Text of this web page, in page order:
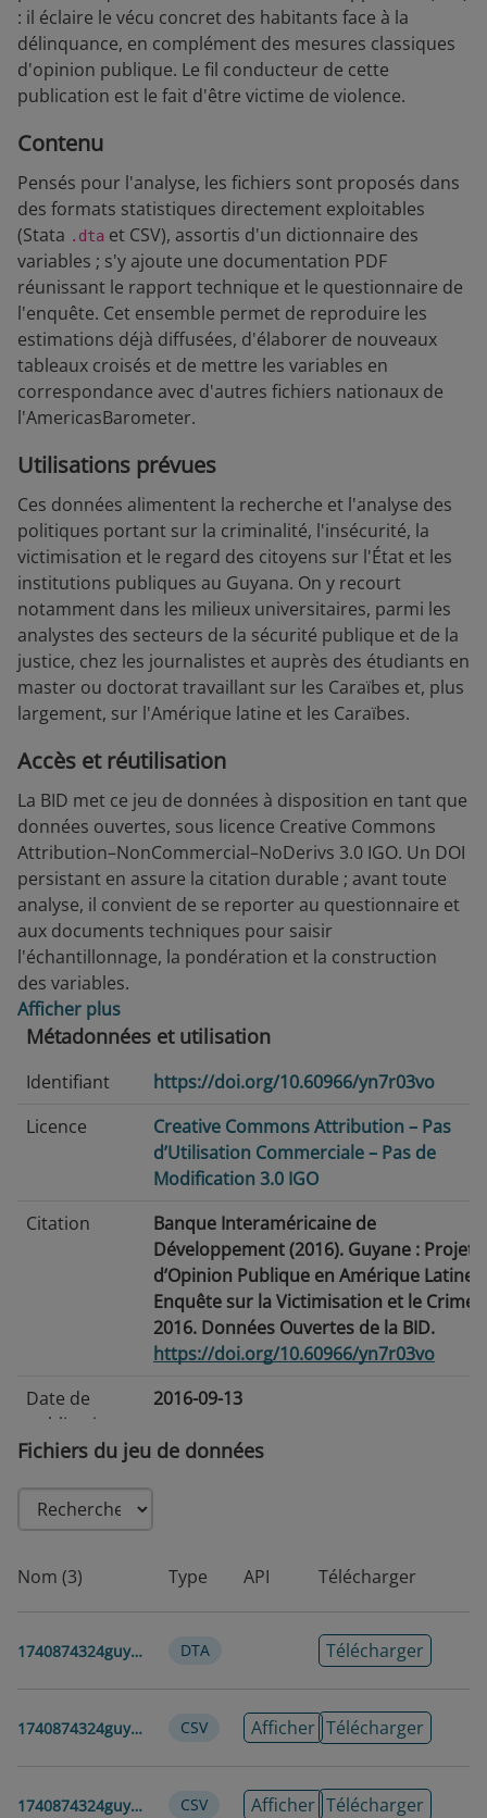
: il éclaire le vécu concret des habitants face à la
délinquance, en complément des mesures classiques
d'opinion publique. Le fil conducteur de cette
publication est le fait d'être victime de violence.
Contenu
Pensés pour l'analyse, les fichiers sont proposés dans
des formats statistiques directement exploitables
(Stata .dta et CSV), assortis d'un dictionnaire des
variables ; s'y ajoute une documentation PDF
réunissant le rapport technique et le questionnaire de
l'enquête. Cet ensemble permet de reproduire les
estimations déjà diffusées, d'élaborer de nouveaux
tableaux croisés et de mettre les variables en
correspondance avec d'autres fichiers nationaux de
l'AmericasBarometer.
Utilisations prévues
Ces données alimentent la recherche et l'analyse des
politiques portant sur la criminalité, l'insécurité, la
victimisation et le regard des citoyens sur l'État et les
institutions publiques au Guyana. On y recourt
notamment dans les milieux universitaires, parmi les
analystes des secteurs de la sécurité publique et de la
justice, chez les journalistes et auprès des étudiants en
master ou doctorat travaillant sur les Caraïbes et, plus
largement, sur l'Amérique latine et les Caraïbes.
Accès et réutilisation
La BID met ce jeu de données à disposition en tant que
données ouvertes, sous licence Creative Commons
Attribution–NonCommercial–NoDerivs 3.0 IGO. Un DOI
persistant en assure la citation durable ; avant toute
analyse, il convient de se reporter au questionnaire et
aux documents techniques pour saisir
l'échantillonnage, la pondération et la construction
des variables.
Afficher plus
Métadonnées et utilisation
Identifiant
https://doi.org/10.60966/yn7r03vo
Licence
Creative Commons Attribution – Pas
d’Utilisation Commerciale – Pas de
Modification 3.0 IGO
Citation
Banque Interaméricaine de
Développement (2016). Guyane : Projet
d’Opinion Publique en Amérique Latine -
Enquête sur la Victimisation et le Crime
2016. Données Ouvertes de la BID.
https://doi.org/10.60966/yn7r03vo
Date de
publication
2016-09-13
modification
Clés
Latin American Public Opinion Project
Couverture
Temporelle
2016-2016
Fichiers du jeu de données
Nom (3) Type API Télécharger
1740874324guyana-lapop-americasbarometer-2016-v1.0-w DTA Télécharger
1740874324guyana-lapop-americasbarometer-2016-v1.0-w CSV Afficher Télécharger
1740874324guyana-lapop-americasbarometer-2016-v1.0-w-dictionary CSV Afficher Télécharger